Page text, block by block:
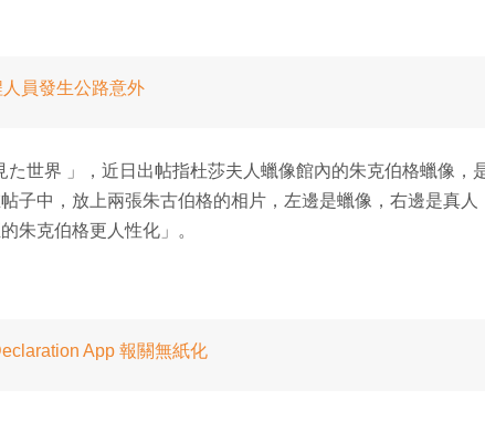
員發生公路意外
伯格蠟像，是
子中，放上兩張朱古伯格的相片，左邊是蠟像，右邊是真人
朱克伯格更人性化」。
App 報關無紙化